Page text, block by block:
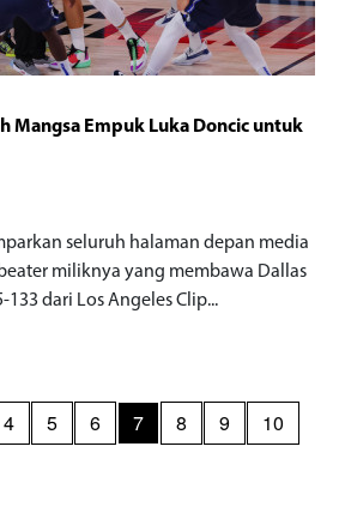
Mangsa Empuk Luka Doncic untuk
seluruh halaman depan media
miliknya yang membawa Dallas
dari Los Angeles Clip...
4 5 6 7 8 9
10